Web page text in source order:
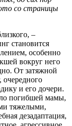
со страницы
–
становится
особенно
вокруг него
От затяжной
очередного
и его дочери.
погибшей мамы,
тяжелыми,
дезадаптация,